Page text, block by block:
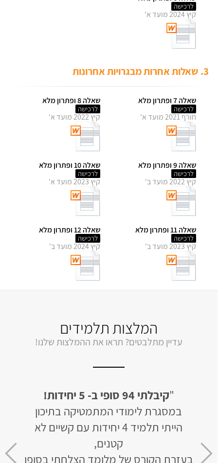
לרכישה
קיץ 2024 מועד א'
3. שאלות אחרות מבגרויות אחרונות
שאלה 7 ופתרון מלא
לרכישה
חורף 2021 מועד א'
שאלה 8 ופתרון מלא
לרכישה
קיץ 2022 מועד א'
שאלה 9 ופתרון מלא
לרכישה
קיץ 2022 מועד ב'
שאלה 10 ופתרון מלא
לרכישה
קיץ 2023 מועד א'
שאלה 11 ופתרון מלא
לרכישה
קיץ 2023 מועד ב'
שאלה 12 ופתרון מלא
לרכישה
קיץ 2024 מועד ב'
המלצות תלמידים
עדיין מתלבטים? תראו את ההמלצות שלנו!
"קיבלתי 94 סופי ב- 5 יחידות!
במסגרת לימודי המתמטיקה בתיכון
הייתי תלמיד 4 יחידות עם קשיים לא
קטנים,
בעזרת הקורס של מלומד הצלחתי בסופו
למידה קיבלתי 93